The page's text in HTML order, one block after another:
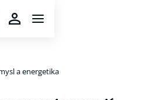
a energetika